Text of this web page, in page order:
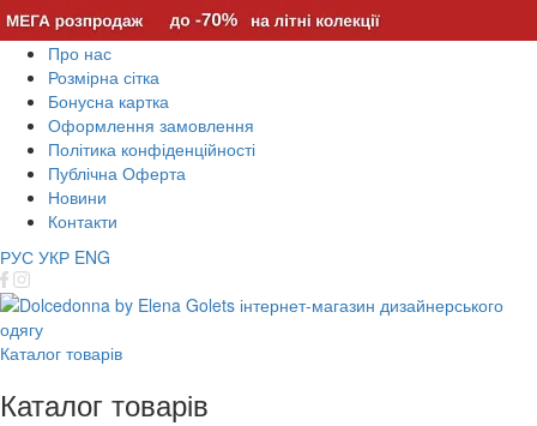
Про нас
Розмірна сітка
Бонусна картка
Оформлення замовлення
Політика конфіденційності
Публічна Оферта
Новини
Контакти
РУС УКР ENG
Каталог товарів
Каталог товарів